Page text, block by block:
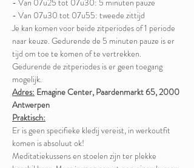
- Van 07u25 tot 07u30: 5 minuten pauze
- Van 07u30 tot 07u55: tweede zittijd
Je kan komen voor beide zitperiodes of 1 periode
naar keuze. Gedurende de 5 minuten pauze is er
tijd om toe te komen of te vertrekken.
Gedurende de zitperiodes is er geen toegang
mogelijk.
Adres: Emagine Center, Paardenmarkt 65, 2000
Antwerpen
Praktisch:
Er is geen specifieke kledij vereist, in werkoutfit
komen is absoluut ok!
Meditatiekussens en stoelen zijn ter plekke